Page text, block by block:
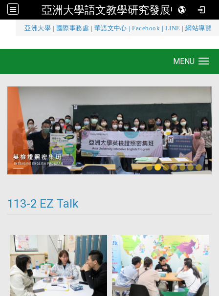
亞洲大學語文教學研究發展中心
亞洲大學 國際事務處 華語文中心 |Facebook LINE |網站導覽
亞洲大學語文教學研究發展中心
MENU
113-2 EZ Talk